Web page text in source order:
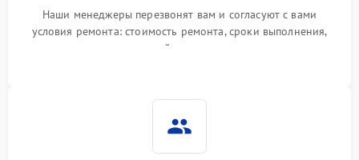
Наши менеджеры перезвонят вам и согласуют с вами
условия ремонта: стоимость ремонта, сроки выполнения,
гарантийные условия